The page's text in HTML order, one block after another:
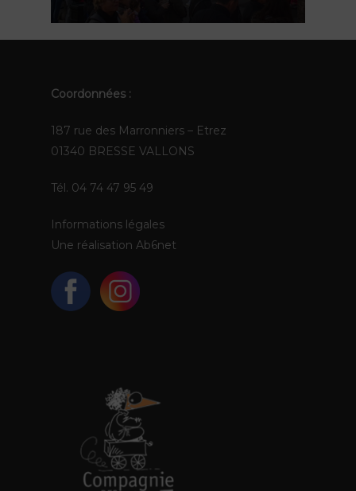
Coordonnées :
187 rue des Marronniers – Etrez
01340 BRESSE VALLONS
Tél. 04 74 47 95 49
Informations légales
Une réalisation Ab6net
EN